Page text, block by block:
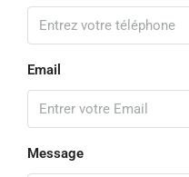
Email
Message